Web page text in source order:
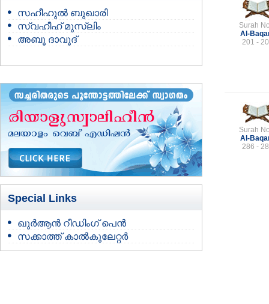
സഹീഹുല്‍ ബുഖാരി
സ്വഹീഹ് മുസ്‌ലിം
അബൂ ദാവൂദ്
Special Links
ഖുർആൻ റീഡിംഗ് പെൻ
സക്കാത്ത് കാൽകുലേറ്റർ
Surah
Al-
201 -
Surah
Al-
286 -